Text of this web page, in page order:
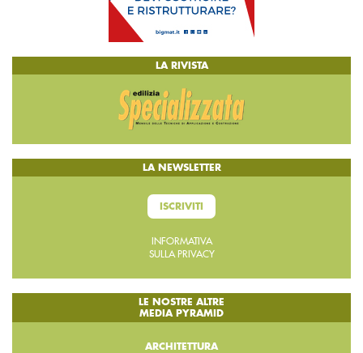
LA RIVISTA
LA NEWSLETTER
ISCRIVITI
INFORMATIVA
SULLA PRIVACY
LE NOSTRE ALTRE
MEDIA PYRAMID
ARCHITETTURA